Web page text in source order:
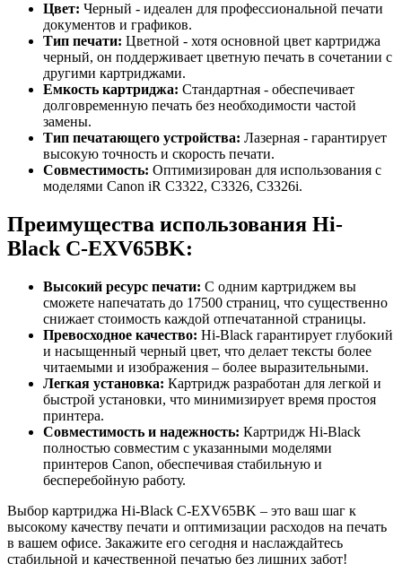
Цвет: Черный - идеален для профессиональной печати
документов и графиков.
Тип печати: Цветной - хотя основной цвет картриджа
черный, он поддерживает цветную печать в сочетании с
другими картриджами.
Емкость картриджа: Стандартная - обеспечивает
долговременную печать без необходимости частой
замены.
Тип печатающего устройства: Лазерная - гарантирует
высокую точность и скорость печати.
Совместимость: Оптимизирован для использования с
моделями Canon iR C3322, C3326, C3326i.
Преимущества использования Hi-
Black C-EXV65BK:
Высокий ресурс печати: С одним картриджем вы
сможете напечатать до 17500 страниц, что существенно
снижает стоимость каждой отпечатанной страницы.
Превосходное качество: Hi-Black гарантирует глубокий
и насыщенный черный цвет, что делает тексты более
читаемыми и изображения – более выразительными.
Легкая установка: Картридж разработан для легкой и
быстрой установки, что минимизирует время простоя
принтера.
Совместимость и надежность: Картридж Hi-Black
полностью совместим с указанными моделями
принтеров Canon, обеспечивая стабильную и
бесперебойную работу.
Выбор картриджа Hi-Black C-EXV65BK – это ваш шаг к
высокому качеству печати и оптимизации расходов на печать
в вашем офисе. Закажите его сегодня и наслаждайтесь
стабильной и качественной печатью без лишних забот!